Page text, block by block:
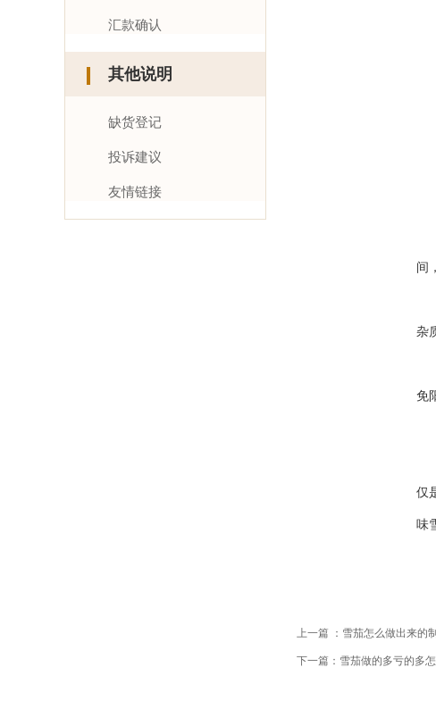
汇款确认
其他说明
缺货登记
投诉建议
友情链接
间
杂
免
仅
味
上一篇 ：雪茄怎么做出来的
下一篇：雪茄做的多亏的多